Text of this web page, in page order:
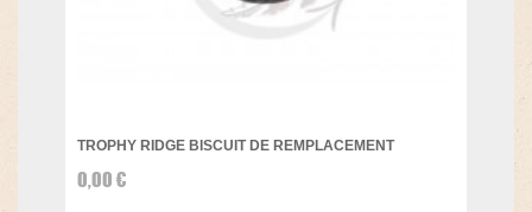
TROPHY RIDGE BISCUIT DE REMPLACEMENT
0,00 €